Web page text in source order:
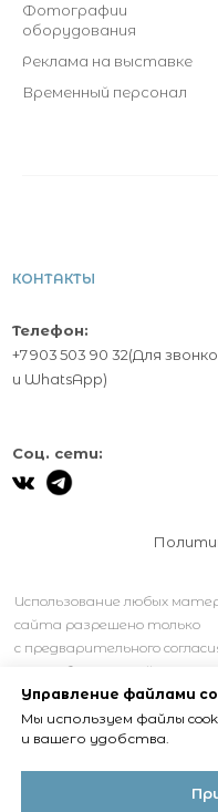
Фотографии
оборудования
Реклама на выставке
Временный персонал
Использование любых
сайта разрешено только
с предварительного
правообладателей.
КОНТАКТЫ
Телефон:
+7 903 503 90 32(Для
и WhatsApp)
Соц. сети:
Управление файлами
Мы используем файлы
и вашего удобства.